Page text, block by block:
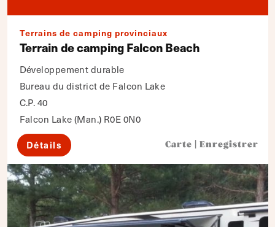
Terrains de camping provinciaux
Terrain de camping Falcon Beach
Développement durable
Bureau du district de Falcon Lake
C.P. 40
Falcon Lake (Man.) R0E 0N0
Détails Carte Enregistrer